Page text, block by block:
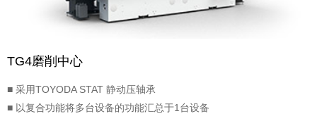
TG4磨削中心
■ 采用TOYODA STAT 静动压轴承
■ 以复合功能将多台设备的功能汇总于1台设备